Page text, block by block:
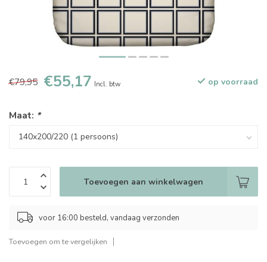
€79,95 €55,17 Incl. btw op voorraad
Maat: *
Toevoegen aan winkelwagen
voor 16:00 besteld, vandaag verzonden
Toevoegen om te vergelijken